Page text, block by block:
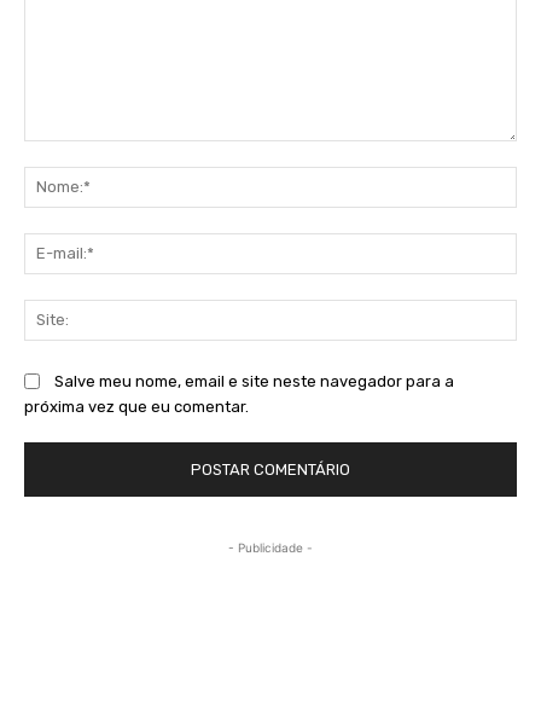
Salve meu nome, email e site neste navegador para a
próxima vez que eu comentar.
- Publicidade -